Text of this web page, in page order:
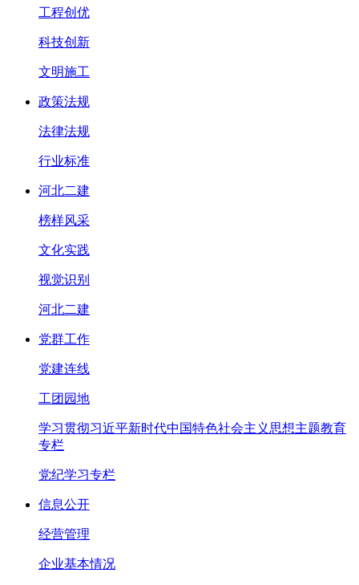
工程创优
科技创新
文明施工
政策法规
法律法规
行业标准
河北二建
榜样风采
文化实践
视觉识别
河北二建
党群工作
党建连线
工团园地
学习贯彻习近平新时代中国特色社会主义思想主题教育
专栏
党纪学习专栏
信息公开
经营管理
企业基本情况